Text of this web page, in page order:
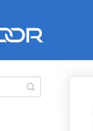
Toggle
Search